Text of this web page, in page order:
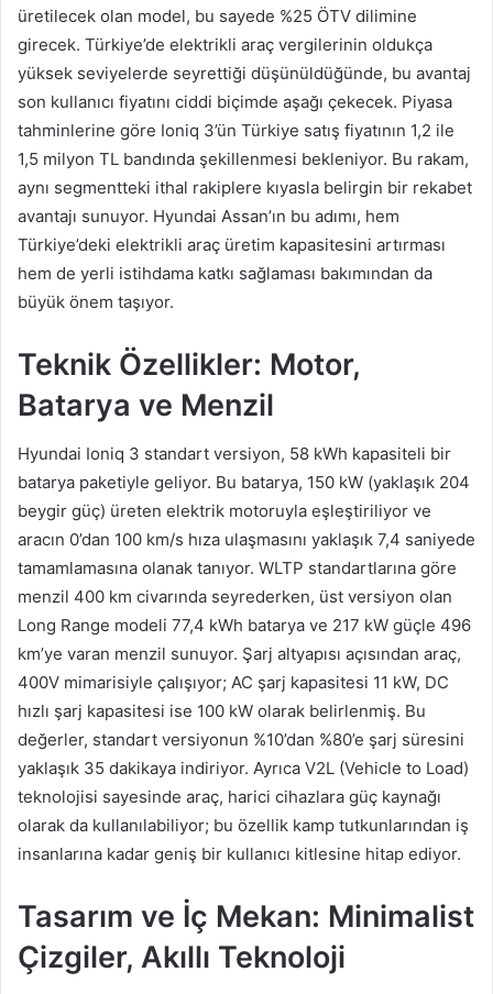
üretilecek olan model, bu sayede %25 ÖTV dilimine
girecek. Türkiye’de elektrikli araç vergilerinin oldukça
yüksek seviyelerde seyrettiği düşünüldüğünde, bu avantaj
son kullanıcı fiyatını ciddi biçimde aşağı çekecek. Piyasa
tahminlerine göre Ioniq 3’ün Türkiye satış fiyatının 1,2 ile
1,5 milyon TL bandında şekillenmesi bekleniyor. Bu rakam,
aynı segmentteki ithal rakiplere kıyasla belirgin bir rekabet
avantajı sunuyor. Hyundai Assan’ın bu adımı, hem
Türkiye’deki elektrikli araç üretim kapasitesini artırması
hem de yerli istihdama katkı sağlaması bakımından da
büyük önem taşıyor.
Teknik Özellikler: Motor,
Batarya ve Menzil
Hyundai Ioniq 3 standart versiyon, 58 kWh kapasiteli bir
batarya paketiyle geliyor. Bu batarya, 150 kW (yaklaşık 204
beygir güç) üreten elektrik motoruyla eşleştiriliyor ve
aracın 0’dan 100 km/s hıza ulaşmasını yaklaşık 7,4 saniyede
tamamlamasına olanak tanıyor. WLTP standartlarına göre
menzil 400 km civarında seyrederken, üst versiyon olan
Long Range modeli 77,4 kWh batarya ve 217 kW güçle 496
km’ye varan menzil sunuyor. Şarj altyapısı açısından araç,
400V mimarisiyle çalışıyor; AC şarj kapasitesi 11 kW, DC
hızlı şarj kapasitesi ise 100 kW olarak belirlenmiş. Bu
değerler, standart versiyonun %10’dan %80’e şarj süresini
yaklaşık 35 dakikaya indiriyor. Ayrıca V2L (Vehicle to Load)
teknolojisi sayesinde araç, harici cihazlara güç kaynağı
olarak da kullanılabiliyor; bu özellik kamp tutkunlarından iş
insanlarına kadar geniş bir kullanıcı kitlesine hitap ediyor.
Tasarım ve İç Mekan: Minimalist
Çizgiler, Akıllı Teknoloji